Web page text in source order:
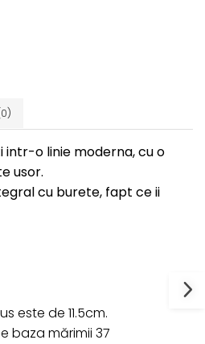
intr-o linie moderna, cu o
usor.
cu burete, fapt ce ii
este de 11.5cm.
baza mărimii 37